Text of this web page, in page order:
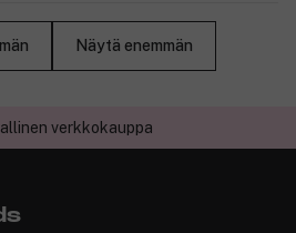
Näytä enemmän
verkkokauppa